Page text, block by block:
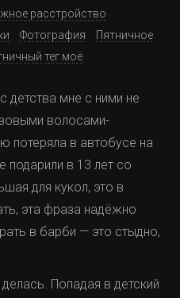
расстройство
Фотография
Пятничное
тег моё
детства мне с ними не
волосами-
потеряла в автобусе на
подарили в 13 лет со
для кукол, это в
эта фраза надёжно
в барби — это стыдно,
Попадая в детский